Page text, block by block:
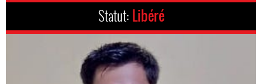
Statut: Libéré